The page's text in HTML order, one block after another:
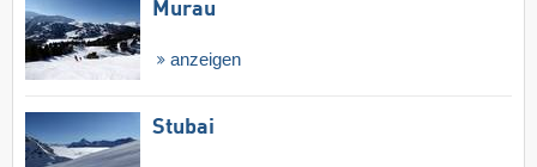
Murau
anzeigen
Stubai